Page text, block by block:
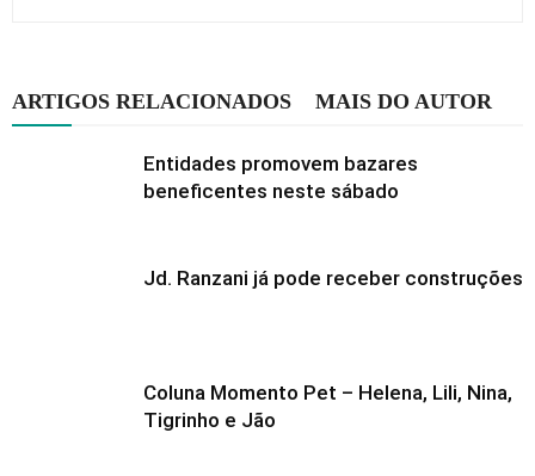
ARTIGOS RELACIONADOS MAIS DO AUTOR
Entidades promovem bazares
beneficentes neste sábado
Jd. Ranzani já pode receber construções
Coluna Momento Pet – Helena, Lili, Nina,
Tigrinho e Jão